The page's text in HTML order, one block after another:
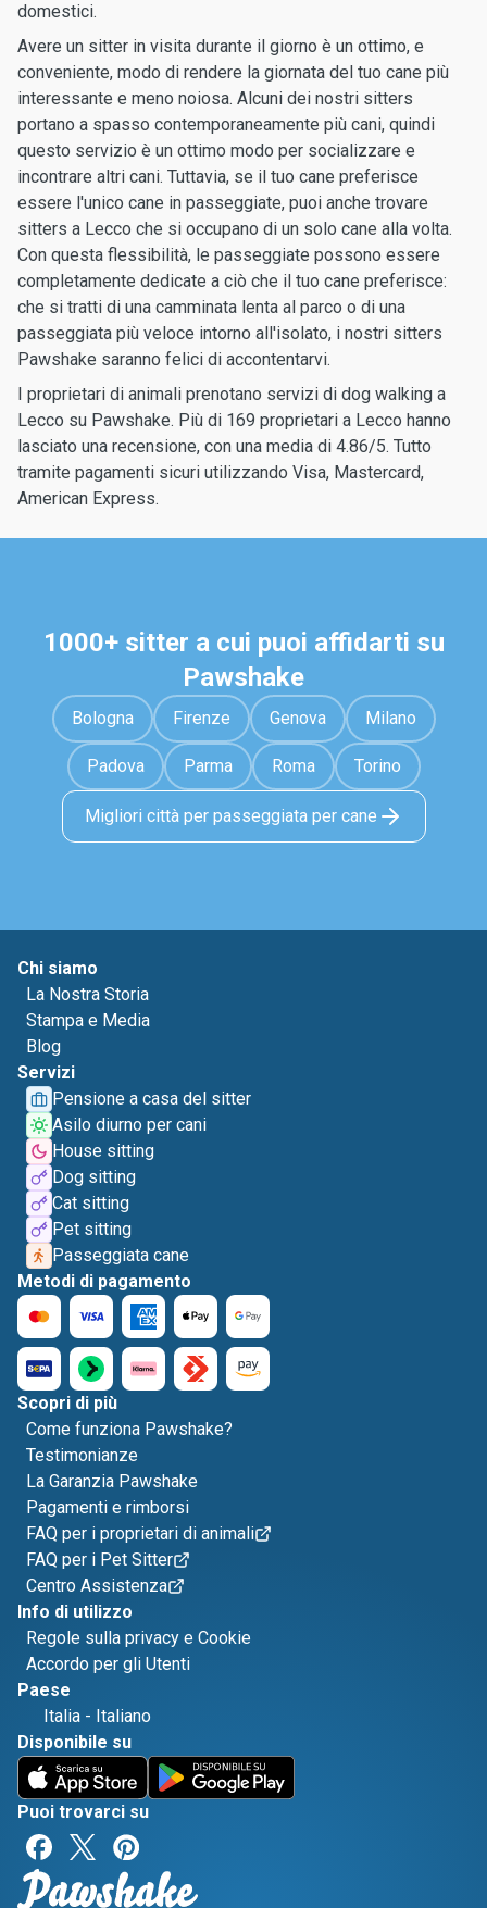
domestici.
Avere un sitter in visita durante il giorno è un ottimo, e
conveniente, modo di rendere la giornata del tuo cane più
interessante e meno noiosa. Alcuni dei nostri sitters
portano a spasso contemporaneamente più cani, quindi
questo servizio è un ottimo modo per socializzare e
incontrare altri cani. Tuttavia, se il tuo cane preferisce
essere l'unico cane in passeggiate, puoi anche trovare
sitters a Lecco che si occupano di un solo cane alla volta.
Con questa flessibilità, le passeggiate possono essere
completamente dedicate a ciò che il tuo cane preferisce:
che si tratti di una camminata lenta al parco o di una
passeggiata più veloce intorno all'isolato, i nostri sitters
Pawshake saranno felici di accontentarvi.
I proprietari di animali prenotano servizi di dog walking a
Lecco su Pawshake. Più di 169 proprietari a Lecco hanno
lasciato una recensione, con una media di 4.86/5. Tutto
tramite pagamenti sicuri utilizzando Visa, Mastercard,
American Express.
1000+ sitter a cui puoi affidarti su
Pawshake
Bologna Firenze Genova Milano
Padova Parma Roma Torino
Migliori città per passeggiata per cane
Chi siamo
La Nostra Storia
Stampa e Media
Blog
Servizi
Pensione a casa del sitter
Asilo diurno per cani
House sitting
Dog sitting
Cat sitting
Pet sitting
Passeggiata cane
Metodi di pagamento
Scopri di più
Come funziona Pawshake?
Testimonianze
La Garanzia Pawshake
Pagamenti e rimborsi
FAQ per i proprietari di animali
FAQ per i Pet Sitter
Centro Assistenza
Info di utilizzo
Regole sulla privacy e Cookie
Accordo per gli Utenti
Paese
Italia - Italiano
Disponibile su
Puoi trovarci su